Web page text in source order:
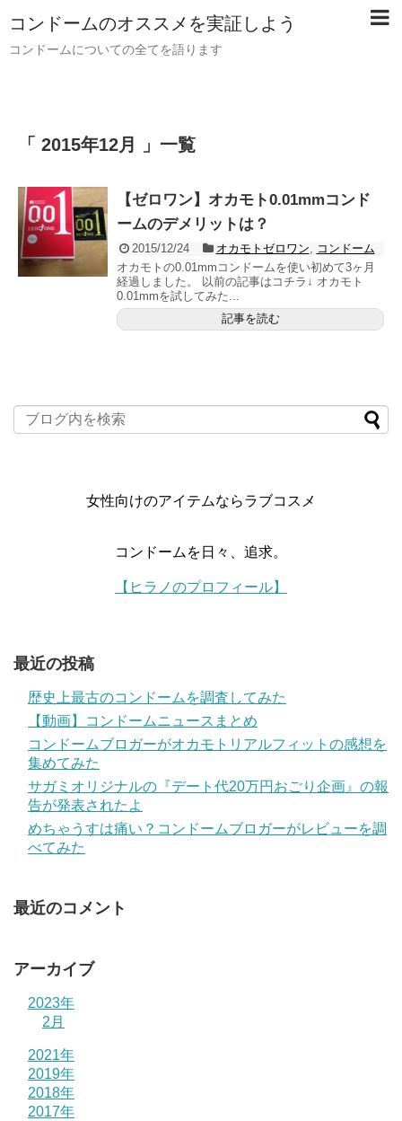
コンドームのオススメを実証しよう
コンドームについての全てを語ります
「 2015年12月 」一覧
【ゼロワン】オカモト0.01mmコンド
ームのデメリットは？
2015/12/24 オカモトゼロワン
コンドーム
オカモトの0.01mmコンドームを使い初めて3ヶ月
経過しました。 以前の記事はコチラ↓ オカモト
0.01mmを試してみた...
記事を読む
女性向けのアイテムならラブコスメ
コンドームを日々、追求。
【ヒラノのプロフィール】
最近の投稿
歴史上最古のコンドームを調査してみた
【動画】コンドームニュースまとめ
コンドームブロガーがオカモトリアルフィットの感想を
集めてみた
サガミオリジナルの『デート代20万円おごり企画』の報
告が発表されたよ
めちゃうすは痛い？コンドームブロガーがレビューを調
べてみた
最近のコメント
アーカイブ
2023年
2月
2021年
2019年
2018年
2017年